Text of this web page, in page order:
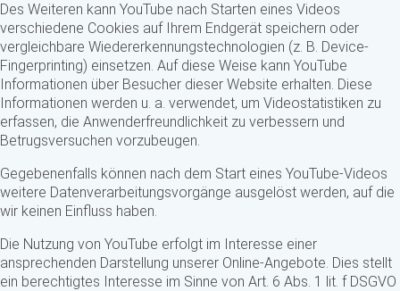
Des Weiteren kann YouTube nach Starten eines Videos
verschiedene Cookies auf Ihrem Endgerät speichern oder
vergleichbare Wiedererkennungstechnologien (z. B. Device-
Fingerprinting) einsetzen. Auf diese Weise kann YouTube
Informationen über Besucher dieser Website erhalten. Diese
Informationen werden u. a. verwendet, um Videostatistiken zu
erfassen, die Anwenderfreundlichkeit zu verbessern und
Betrugsversuchen vorzubeugen.
Gegebenenfalls können nach dem Start eines YouTube-Videos
weitere Datenverarbeitungsvorgänge ausgelöst werden, auf die
wir keinen Einfluss haben.
Die Nutzung von YouTube erfolgt im Interesse einer
ansprechenden Darstellung unserer Online-Angebote. Dies stellt
ein berechtigtes Interesse im Sinne von Art. 6 Abs. 1 lit. f DSGVO